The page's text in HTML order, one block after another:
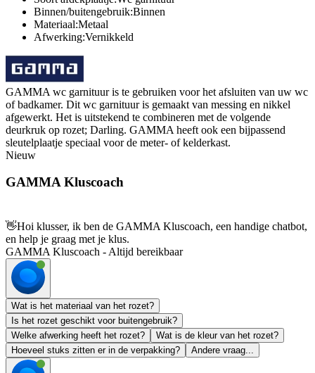
Binnen/buitengebruik:Binnen
Materiaal:Metaal
Afwerking:Vernikkeld
GAMMA wc garnituur is te gebruiken voor het afsluiten van uw wc
of badkamer. Dit wc garnituur is gemaakt van messing en nikkel
afgewerkt. Het is uitstekend te combineren met de volgende
deurkruk op rozet; Darling. GAMMA heeft ook een bijpassend
sleutelplaatje speciaal voor de meter- of kelderkast.
Nieuw
GAMMA Kluscoach
👋Hoi klusser, ik ben de GAMMA Kluscoach, een handige chatbot,
en help je graag met je klus.
GAMMA Kluscoach - Altijd bereikbaar
Wat is het materiaal van het rozet?
Is het rozet geschikt voor buitengebruik?
Welke afwerking heeft het rozet?
Wat is de kleur van het rozet?
Hoeveel stuks zitten er in de verpakking?
Andere vraag...